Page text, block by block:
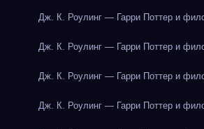
Дж. К. Роулинг — Гарри Поттер и
Дж. К. Роулинг — Гарри Поттер и
Дж. К. Роулинг — Гарри Поттер и
Дж. К. Роулинг — Гарри Поттер и